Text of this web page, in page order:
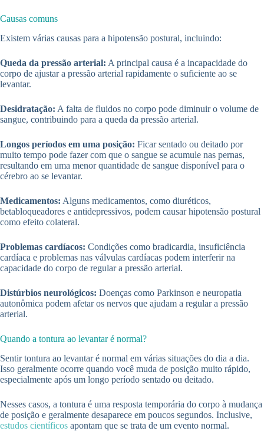
Causas comuns
Existem várias causas para a hipotensão postural, incluindo:
Queda da pressão arterial: A principal causa é a incapacidade do
corpo de ajustar a pressão arterial rapidamente o suficiente ao se
levantar.
Desidratação: A falta de fluidos no corpo pode diminuir o volume de
sangue, contribuindo para a queda da pressão arterial.
Longos períodos em uma posição: Ficar sentado ou deitado por
muito tempo pode fazer com que o sangue se acumule nas pernas,
resultando em uma menor quantidade de sangue disponível para o
cérebro ao se levantar.
Medicamentos: Alguns medicamentos, como diuréticos,
betabloqueadores e antidepressivos, podem causar hipotensão postural
como efeito colateral.
Problemas cardíacos: Condições como bradicardia, insuficiência
cardíaca e problemas nas válvulas cardíacas podem interferir na
capacidade do corpo de regular a pressão arterial.
Distúrbios neurológicos: Doenças como Parkinson e neuropatia
autonômica podem afetar os nervos que ajudam a regular a pressão
arterial.
Quando a tontura ao levantar é normal?
Sentir tontura ao levantar é normal em várias situações do dia a dia.
Isso geralmente ocorre quando você muda de posição muito rápido,
especialmente após um longo período sentado ou deitado.
Nesses casos, a tontura é uma resposta temporária do corpo à mudança
de posição e geralmente desaparece em poucos segundos. Inclusive,
estudos científicos apontam que se trata de um evento normal.